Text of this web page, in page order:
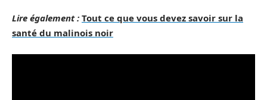
Lire également : Tout ce que vous devez savoir sur la
santé du malinois noir